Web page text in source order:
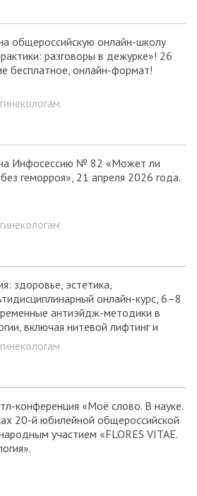
общероссийскую онлайн-школу
разговоры в дежурке»! 26
бесплатное, онлайн-формат!
на Инфосессию № 82 «Может ли
геморроя», 21 апреля 2026 года.
здоровье, эстетика,
онлайн-курс, 6–8
антиэйдж-методики в
включая нитевой лифтинг и
оперативных
конференция «Моё слово. В науке.
20-й юбилейной общероссийской
участием «FLORES VITAE.